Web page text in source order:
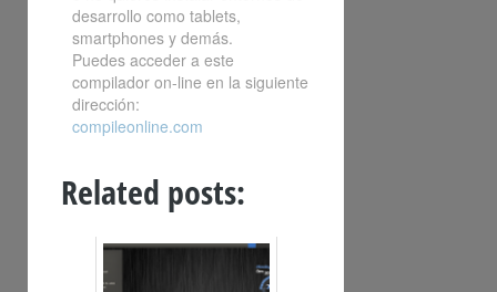
desarrollo como tablets,
smartphones y demás.
Puedes acceder a este
compilador on-line en la siguiente
dirección:
compileonline.com
Related posts: